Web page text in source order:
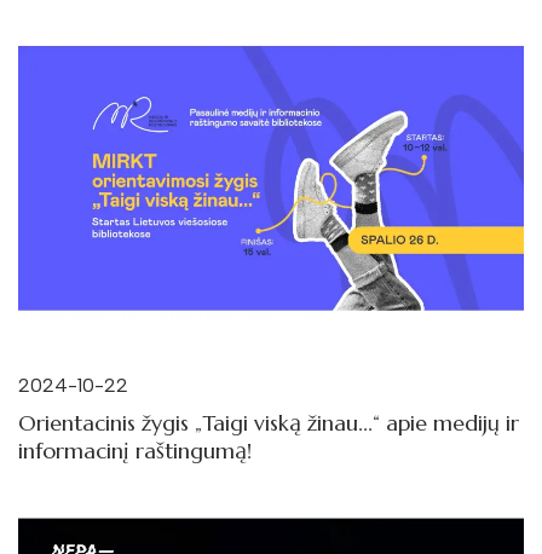
2024-10-22
Orientacinis žygis „Taigi viską žinau...“ apie medijų ir
informacinį raštingumą!